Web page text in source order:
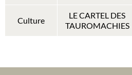
Culture
LE CARTEL DES
TAUROMACHIES